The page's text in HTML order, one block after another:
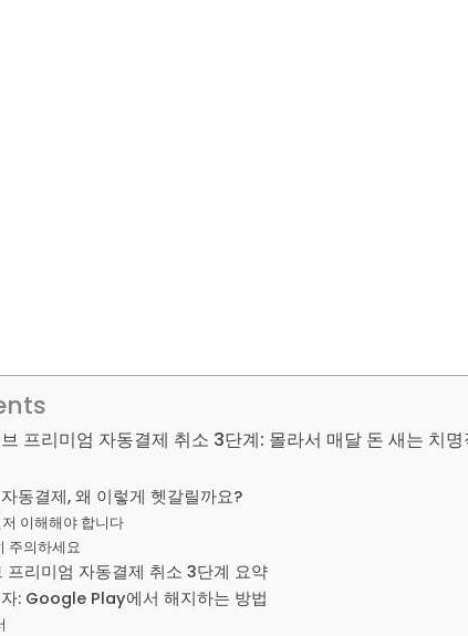
프리미엄 자동결제 취소 3단계: 몰라서 매달 돈 새는 치명
동결제, 왜 이렇게 헷갈릴까요?
이해해야 합니다
주의하세요
프리미엄 자동결제 취소 3단계 요약
: Google Play에서 해지하는 방법